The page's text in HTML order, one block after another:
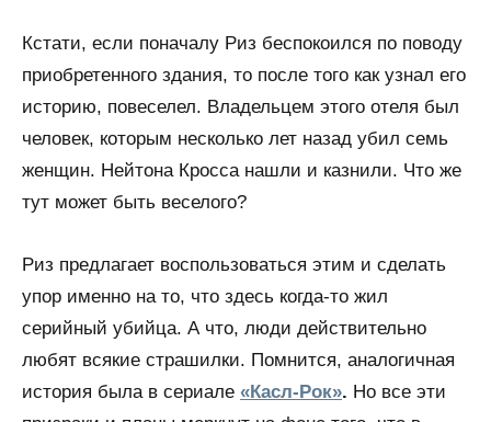
Кстати, если поначалу Риз беспокоился по поводу
приобретенного здания, то после того как узнал его
историю, повеселел. Владельцем этого отеля был
человек, которым несколько лет назад убил семь
женщин. Нейтона Кросса нашли и казнили. Что же
тут может быть веселого?
Риз предлагает воспользоваться этим и сделать
упор именно на то, что здесь когда-то жил
серийный убийца. А что, люди действительно
любят всякие страшилки. Помнится, аналогичная
история была в сериале «Касл-Рок». Но все эти